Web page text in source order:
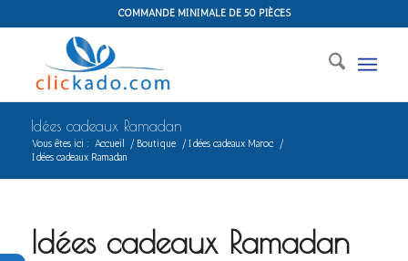
COMMANDE MINIMALE DE 50 PIÈCES
Idées cadeaux Ramadan
Vous êtes ici : Accueil / Boutique / Idées cadeaux Maroc
/
Idées cadeaux Ramadan
Idées cadeaux Ramadan